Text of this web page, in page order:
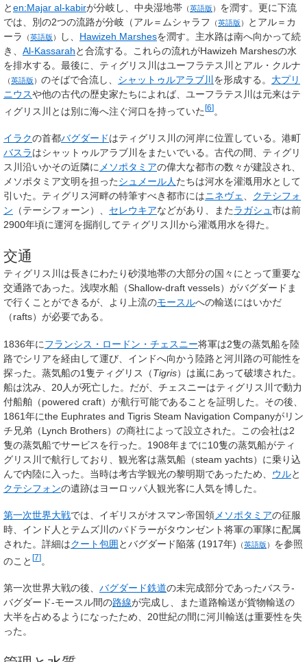
とen:Majar al-kabirが分岐し、 中央湿地帯 （英語版 ） を潤す。更に下流
では、別の2つの流路が分岐（アル＝ムシャラフ （英語版 ） と アル＝カ
ーラ
（英語版 ） し、 Hawizeh Marshesを潤す。主水路は南へ向かって続
き、 Al-Kassarahと合流する。これらの流れがHawizeh Marshesの水
を排水する。最後に、ティグリス川はユーフラテス川と アル・クルナ
（英語版 ） のそばで合流し、 シャットゥルアラブ川 を形成する。 大プリ
ニウスや他の古代の歴史家たちによれば、ユーフラテス川は元来はテ
ィグリス川とは別に海へ注ぐ河口を持っていた [6] 。
イラクの首都バグダードはティグリス川の河岸に位置している。港町
バスラはシャットゥルアラブ川をまたいでいる。古代の間、ティグリ
ス川沿いかその近隣にメソポタミアの偉大な都市の数々が建設され、
メソポタミア文明を担ったシュメール人たちは河水を灌漑用水として
引いた。ティグリス河畔の特筆すべき都市にはニネヴェ、 クテシフォ
ン （テーシフォーン）、 セレウキアなどがあり、またラガシュ市は前
2900年頃に運河を掘削してティグリス川から灌漑用水を得た。
交通
ティグリス川は長きにわたり砂漠地帯の大部分の国々にとって重要な
交通路であった。浅喫水船（Shallow-draft vessels）がバグダードま
で行くことができるが、より上流のモースルへの輸送にはいかだ
（rafts）が必要である。
1836年にフランシス・ロードン・チェスニー将軍は2隻の蒸気船を陸
路でシリアを経由して運び、インドへ向かう陸路と河川路の可能性を
探った。蒸気船の1隻ティグリス （Tigris）は嵐にあって破壊された。
船は沈み、20人が死亡した。だが、チェスニーはティグリス川で動力
付船舶（powered craft）が航行可能であることを証明した。その後、
1861年にthe Euphrates and Tigris Steam Navigation Companyがリン
チ兄弟（Lynch Brothers）の商社によって設立された。この会社は2
隻の蒸気船でサービスを行った。1908年までに10隻の蒸気船がティ
グリス川で航行しており、観光客は蒸気船（steam yachts）に乗り込
んで内陸に入った。当時は考古学観光の黎明期であったため、 ウルと
クテシフォンの遺跡はヨーロッパ人観光客に人気を博した。
第一次世界大戦では、イギリスがオスマン帝国領 メソポタミアの征服
時、インド人とテムズ川のパドラーがタウンゼント将軍の軍隊に配属
された。詳細はクート包囲 とバグダード陥落 (1917年) （英語版 ） を参照
のこと [7] 。
第一次世界大戦の後、 バグダード鉄道の未完成部分であったバスラ-
バグダード-モースル間の路線が完成し、また道路輸送が貨物輸送の
大半を占めるようになったため、20世紀の間に河川輸送は重要性を失
った。